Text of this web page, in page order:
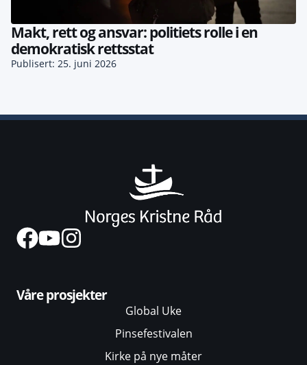
Makt, rett og ansvar: politiets rolle i en
demokratisk rettsstat
Publisert: 25. juni 2026
Våre prosjekter
Global Uke
Pinsefestivalen
Kirke på nye måter